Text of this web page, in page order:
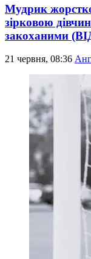
Мудрик
зірковою
закоханими
21 червня, 08:36